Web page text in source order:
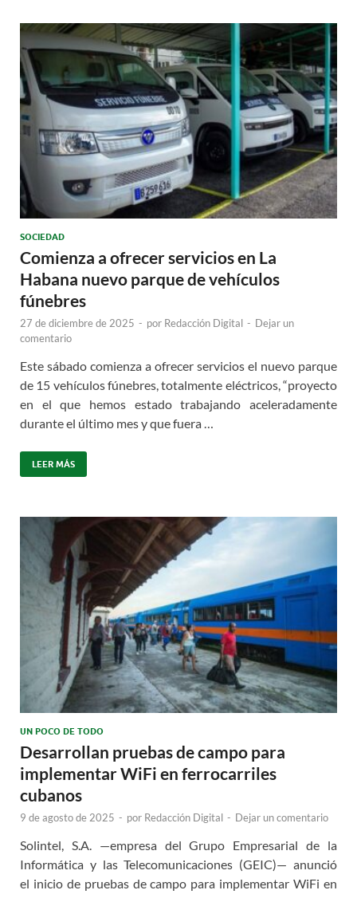
SOCIEDAD
Comienza a ofrecer servicios en La
Habana nuevo parque de vehículos
fúnebres
27 de diciembre de 2025 - por Redacción Digital - Dejar un
comentario
Este sábado comienza a ofrecer servicios el nuevo parque
de 15 vehículos fúnebres, totalmente eléctricos, “proyecto
en el que hemos estado trabajando aceleradamente
durante el último mes y que fuera …
LEER MÁS
UN POCO DE TODO
Desarrollan pruebas de campo para
implementar WiFi en ferrocarriles
cubanos
9 de agosto de 2025 - por Redacción Digital - Dejar un comentario
Solintel, S.A. —empresa del Grupo Empresarial de la
Informática y las Telecomunicaciones (GEIC)— anunció
el inicio de pruebas de campo para implementar WiFi en